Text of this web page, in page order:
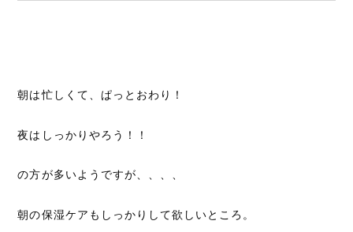
朝は忙しくて、ぱっとおわり！
夜はしっかりやろう！！
の方が多いようですが、、、、
朝の保湿ケアもしっかりして欲しいところ。